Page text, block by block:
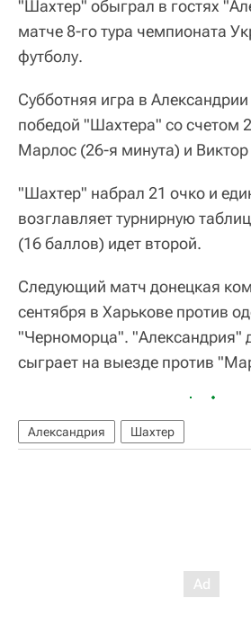
"Шахтер" обыграл в гостях
матче 8-го тура чемпионата
футболу.
Субботняя игра в
победой "Шахтера" со счетом
Марлос (26-я минута) и
"Шахтер" набрал 21 очко и
возглавляет турнирную
(16 баллов) идет второй.
Следующий матч донецкая
сентября в Харькове против
"Черноморца". "Александрия"
сыграет на выезде против
Александрия Шахтер